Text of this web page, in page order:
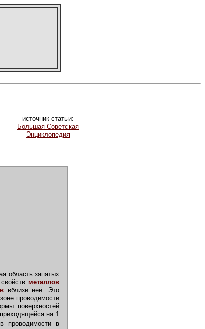
источник статьи:
Большая Советская
Энциклопедия
область запятых
металлов
вблизи неё. Это
проводимости
поверхностей
на 1
проводимости в